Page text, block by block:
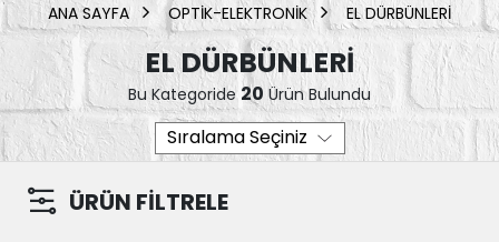
ANA SAYFA OPTİK-ELEKTRONİK EL DÜRBÜNLERİ
EL DÜRBÜNLERİ
Bu Kategoride 20 Ürün Bulundu
ÜRÜN FİLTRELE